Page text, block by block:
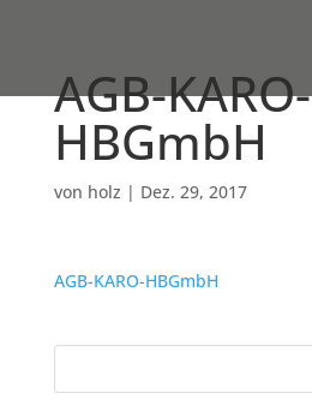
AGB-KARO-
HBGmbH
von holz | Dez. 29, 2017
AGB-KARO-HBGmbH